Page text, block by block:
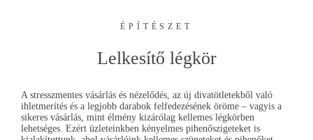
ÉPÍTÉSZET
Lelkesítő légkör
A stresszmentes vásárlás és nézelődés, az új divatötletekből való
ihletmerítés és a legjobb darabok felfedezésének öröme – vagyis a
sikeres vásárlás, mint élmény kizárólag kellemes légkörben
lehetséges. Ezért üzleteinkben kényelmes pihenőszigeteket is